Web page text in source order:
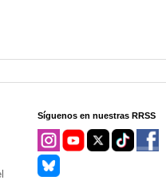
Síguenos en nuestras RRSS